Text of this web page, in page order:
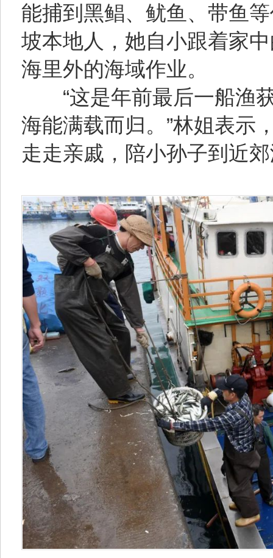
能捕到黑鲳、鱿鱼、带鱼
坡本地人，她自小跟着家
海里外的海域作业。
“这是年前最后一船渔获
海能满载而归。”林姐表示
走走亲戚，陪小孙子到近